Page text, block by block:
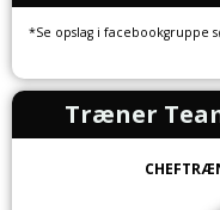
*Se opslag i facebookgruppe
Træner